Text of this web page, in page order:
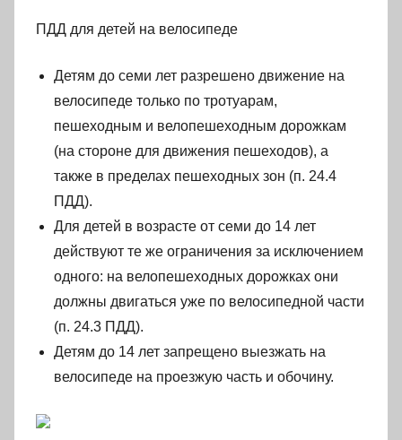
ПДД для детей на велосипеде
Детям до семи лет разрешено движение на
велосипеде только по тротуарам,
пешеходным и велопешеходным дорожкам
(на стороне для движения пешеходов), а
также в пределах пешеходных зон (п. 24.4
ПДД).
Для детей в возрасте от семи до 14 лет
действуют те же ограничения за исключением
одного: на велопешеходных дорожках они
должны двигаться уже по велосипедной части
(п. 24.3 ПДД).
Детям до 14 лет запрещено выезжать на
велосипеде на проезжую часть и обочину.